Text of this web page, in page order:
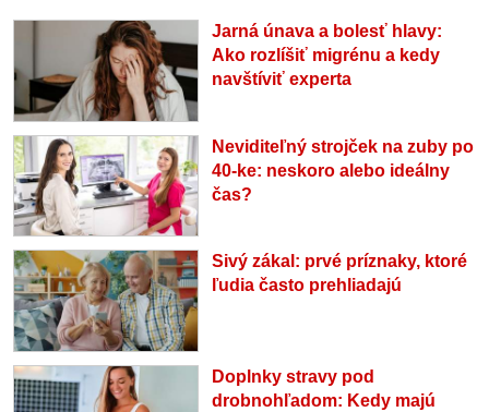
Jarná únava a bolesť hlavy:
Ako rozlíšiť migrénu a kedy
navštíviť experta
Neviditeľný strojček na zuby po
40-ke: neskoro alebo ideálny
čas?
Sivý zákal: prvé príznaky, ktoré
ľudia často prehliadajú
Doplnky stravy pod
drobnohľadom: Kedy majú